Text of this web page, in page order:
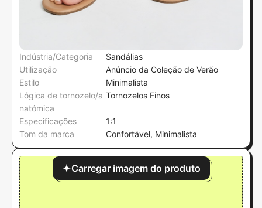
Indústria/Categoria
Sandálias
Utilização
Anúncio da Coleção de Verão
Estilo
Minimalista
Lógica de tornozelo/a
natómica
Tornozelos Finos
Especificações
1:1
Tom da marca
Confortável, Minimalista
Carregar imagem do produto